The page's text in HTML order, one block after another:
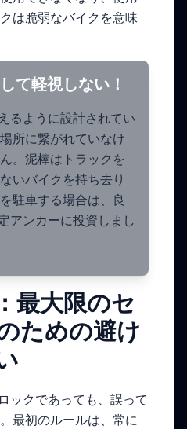
は脆弱なバイクを意味
て軽視しない！
るように設計されてい
所に繋がれていなけ
。泥棒はトラックを
いバイクを持ち去り
駐車する場合は、良
アンカーに投資しまし
最大限のセ
ための避け
ックであっても、誤って
最初のルールは、常に